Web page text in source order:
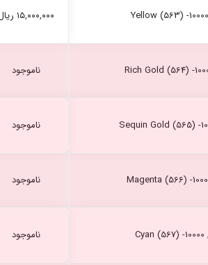
۱۵,۰۰۰,۰۰۰ ریال
ناموجود
ناموجود
ناموجود
ناموجود